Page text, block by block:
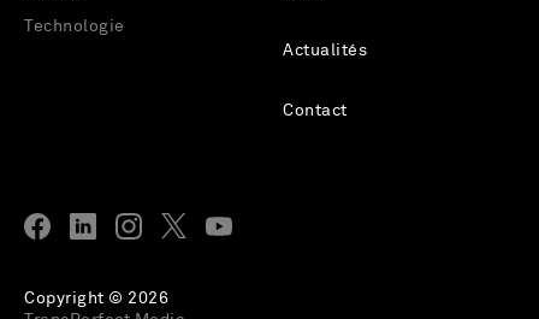
Technologie
Actualités
Contact
Copyright © 2026